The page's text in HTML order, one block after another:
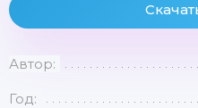
Автор:
Год: